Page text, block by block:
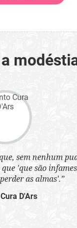
sem nenhum
'que são
as almas'.”
D'Ars